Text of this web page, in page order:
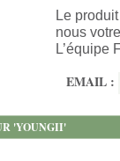
Le
nous
L’équipe
EMAIL :
'YOUNGII'